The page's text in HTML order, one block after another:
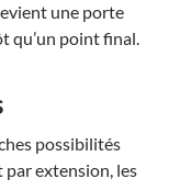
une porte
qu’un point final.
possibilités
par extension, les